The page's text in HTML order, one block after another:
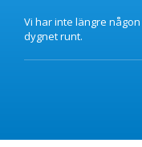
Vi har inte längre
dygnet runt.